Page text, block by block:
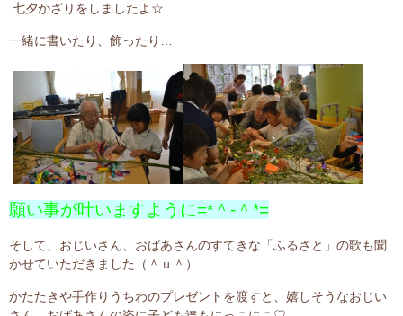
七夕かざりをしましたよ☆
一緒に書いたり、飾ったり…
願い事が叶いますように=*＾-＾*=
そして、おじいさん、おばあさんのすてきな「ふるさと」の歌も聞
かせていただきました（＾ｕ＾）
かたたきや手作りうちわのプレゼントを渡すと、嬉しそうなおじい